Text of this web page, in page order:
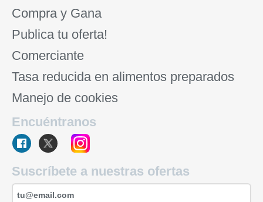
Compra y Gana
Publica tu oferta!
Comerciante
Tasa reducida en alimentos preparados
Manejo de cookies
Encuéntranos
Suscríbete a nuestras ofertas